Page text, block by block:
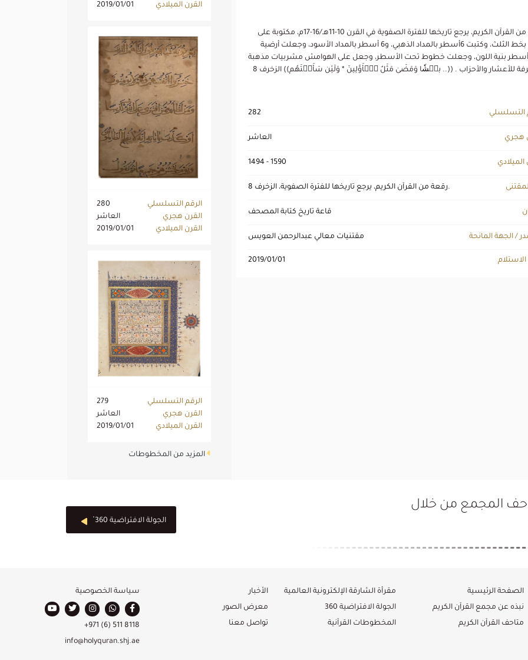
رقعة من القرآن الكريم، يرجع تاريخها للفترة الصفوية في القرن 10-11هـ/16-17م، مكتوبة على
الورق بخط الثلث، وكتبت 6أسطر بالمداد الذهبي، و6 أسطر بالمداد الأسود، وجعلت أرضية
أسطر بنية اللون، وجعلت خطوط تحت الأسطر، وجعل على الهوامش مشربيات مذهبة
للأعشار والأحزاب . ((.. بطۡشٗا وَمَضَىٰ مَثَلُ ٱلۡأَوَّلِينَ * وَلَئِن سَأَلۡتَهُم)) الزخرف 8
282 التسلسلي
العاشر هجري
1494 - 1590 الميلادي
رقعة من القرآن الكريم، يرجع تاريخها للفترة الصفوية، الزخرف 8.
قاعة تاريخ كتابة المصحف
مقتنيات معالي عبدالرحمن العويس / الجهة المانحة
2019/01/01 الاستلام
2019/01/01
القرن الميلادي
280
الرقم التسلسلي
العاشر
القرن هجري
2019/01/01
القرن الميلادي
279
الرقم التسلسلي
العاشر
القرن هجري
2019/01/01
القرن الميلادي
المزيد من المخطوطات
المجمع من خلال
الجولة الافتراضية 360 ْ
الصفحة الرئيسية
نبذه عن مجمع القرآن الكريم
متاحف القرآن الكريم
مقرأة الشارقة الإلكترونية العالمية
الجولة الافتراضية 360
المخطوطات القرآنية
الأخبار
معرض الصور
تواصل معنا
سياسة الخصوصية
+971 (6) 511 8118
info@holyquran.shj.ae